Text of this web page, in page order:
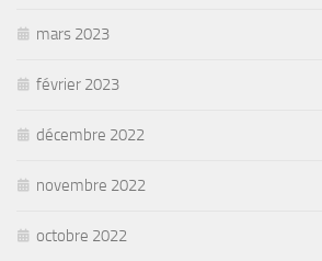
mars 2023
février 2023
décembre 2022
novembre 2022
octobre 2022